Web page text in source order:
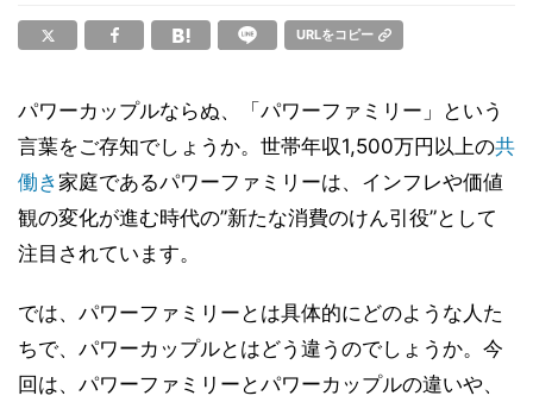
URLをコピー
パワーカップルならぬ、「パワーファミリー」という
言葉をご存知でしょうか。世帯年収1,500万円以上の共
働き 家庭であるパワーファミリーは、インフレや価値
観の変化が進む時代の”新たな消費のけん引役”として
注目されています。
では、パワーファミリーとは具体的にどのような人た
ちで、パワーカップルとはどう違うのでしょうか。今
回は、パワーファミリーとパワーカップルの違いや、